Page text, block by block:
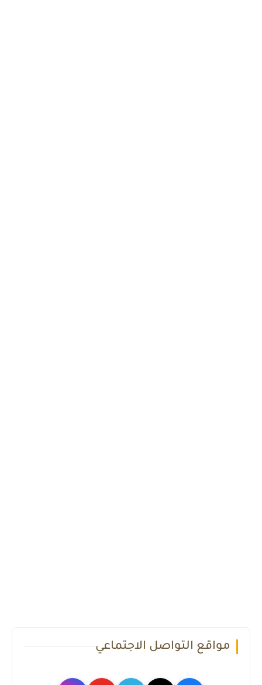
مواقع التواصل الاجتماعي